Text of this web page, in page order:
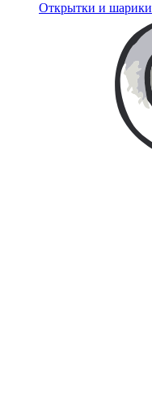
Открытки и шарики